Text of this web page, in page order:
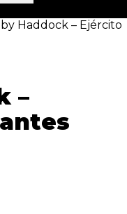
Haddock – Ejército
–